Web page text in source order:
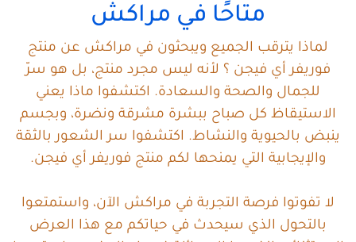
متاحًا في مراكش
لماذا يترقب الجميع ويبحثون في مراكش عن منتج
فوريفر أي فيجن ؟ لأنه ليس مجرد منتج، بل هو سرّ
للجمال والصحة والسعادة. اكتشفوا ماذا يعني
الاستيقاظ كل صباح ببشرة مشرقة ونضرة، وبجسم
ينبض بالحيوية والنشاط. اكتشفوا سر الشعور بالثقة
والإيجابية التي يمنحها لكم منتج فوريفر أي فيجن.
لا تفوتوا فرصة التجربة في مراكش الآن، واستمتعوا
بالتحول الذي سيحدث في حياتكم مع هذا العرض